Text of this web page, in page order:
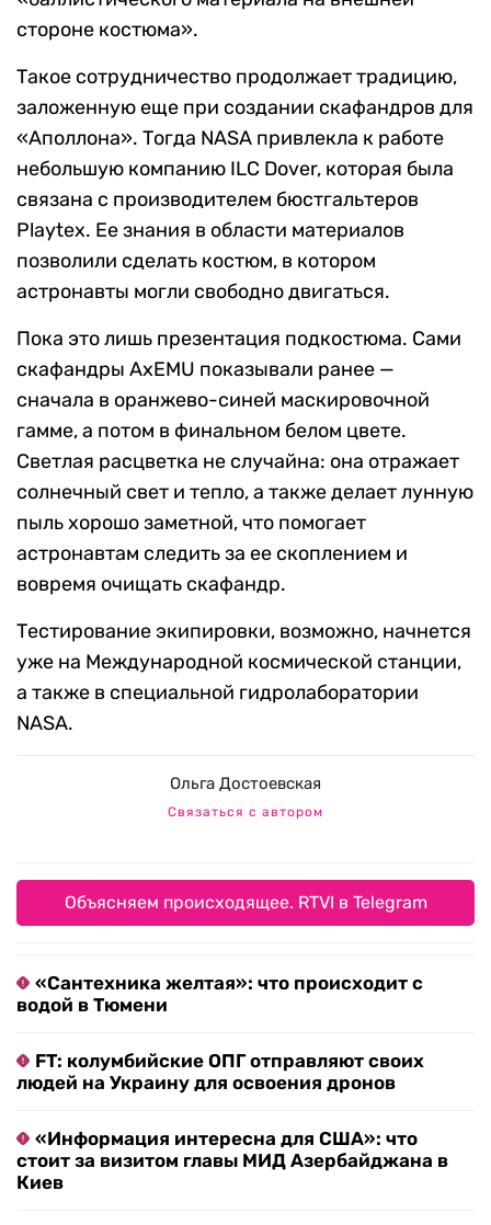
стороне костюма».
Такое сотрудничество продолжает традицию,
заложенную еще при создании скафандров для
«Аполлона». Тогда NASA привлекла к работе
небольшую компанию ILC Dover, которая была
связана с производителем бюстгальтеров
Playtex. Ее знания в области материалов
позволили сделать костюм, в котором
астронавты могли свободно двигаться.
Пока это лишь презентация подкостюма. Сами
скафандры AxEMU показывали ранее —
сначала в оранжево-синей маскировочной
гамме, а потом в финальном белом цвете.
Светлая расцветка не случайна: она отражает
солнечный свет и тепло, а также делает лунную
пыль хорошо заметной, что помогает
астронавтам следить за ее скоплением и
вовремя очищать скафандр.
Тестирование экипировки, возможно, начнется
уже на Международной космической станции,
а также в специальной гидролаборатории
NASA.
Ольга Достоевская
Связаться с автором
Объясняем происходящее. RTVI в Telegram
«Сантехника желтая»: что происходит с
водой в Тюмени
FT: колумбийские ОПГ отправляют своих
людей на Украину для освоения дронов
«Информация интересна для США»: что
стоит за визитом главы МИД Азербайджана в
Киев